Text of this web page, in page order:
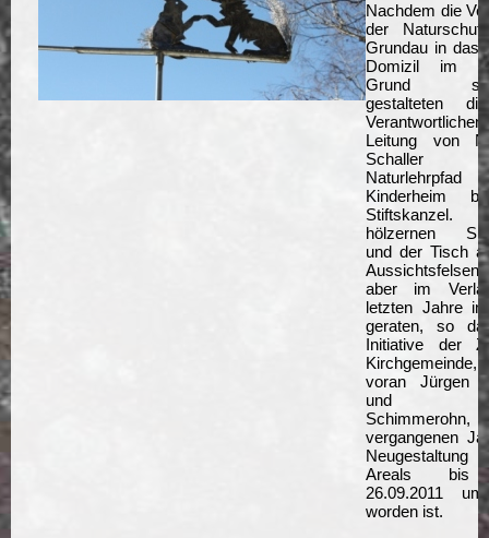
Nachdem die
der
Grundau in das
Domizil im
Grund
gestalteten
Leitung von
Schaller
Kinderheim
hölzernen
und der Tisch
aber im
letzten Jahre in
geraten, so
Initiative der
voran Jürgen
und
vergangenen
Areals bis
26.09.2011
worden ist.